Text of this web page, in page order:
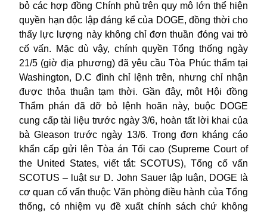
bỏ các hợp đồng Chính phủ trên quy mô lớn thể hiện
quyền hạn độc lập đáng kể của DOGE, đồng thời cho
thấy lực lượng này không chỉ đơn thuần đóng vai trò
cố vấn. Mặc dù vậy, chính quyền Tổng thống ngày
21/5 (giờ địa phương) đã yêu cầu Tòa Phúc thẩm tại
Washington, D.C đình chỉ lệnh trên, nhưng chỉ nhận
được thỏa thuận tạm thời. Gần đây, một Hội đồng
Thẩm phán đã dỡ bỏ lệnh hoãn này, buộc DOGE
cung cấp tài liệu trước ngày 3/6, hoàn tất lời khai của
bà Gleason trước ngày 13/6. Trong đơn kháng cáo
khẩn cấp gửi lên Tòa án Tối cao (Supreme Court of
the United States, viết tắt: SCOTUS), Tổng cố vấn
SCOTUS – luật sư D. John Sauer lập luận, DOGE là
cơ quan cố vấn thuộc Văn phòng điều hành của Tổng
thống, có nhiệm vụ đề xuất chính sách chứ không